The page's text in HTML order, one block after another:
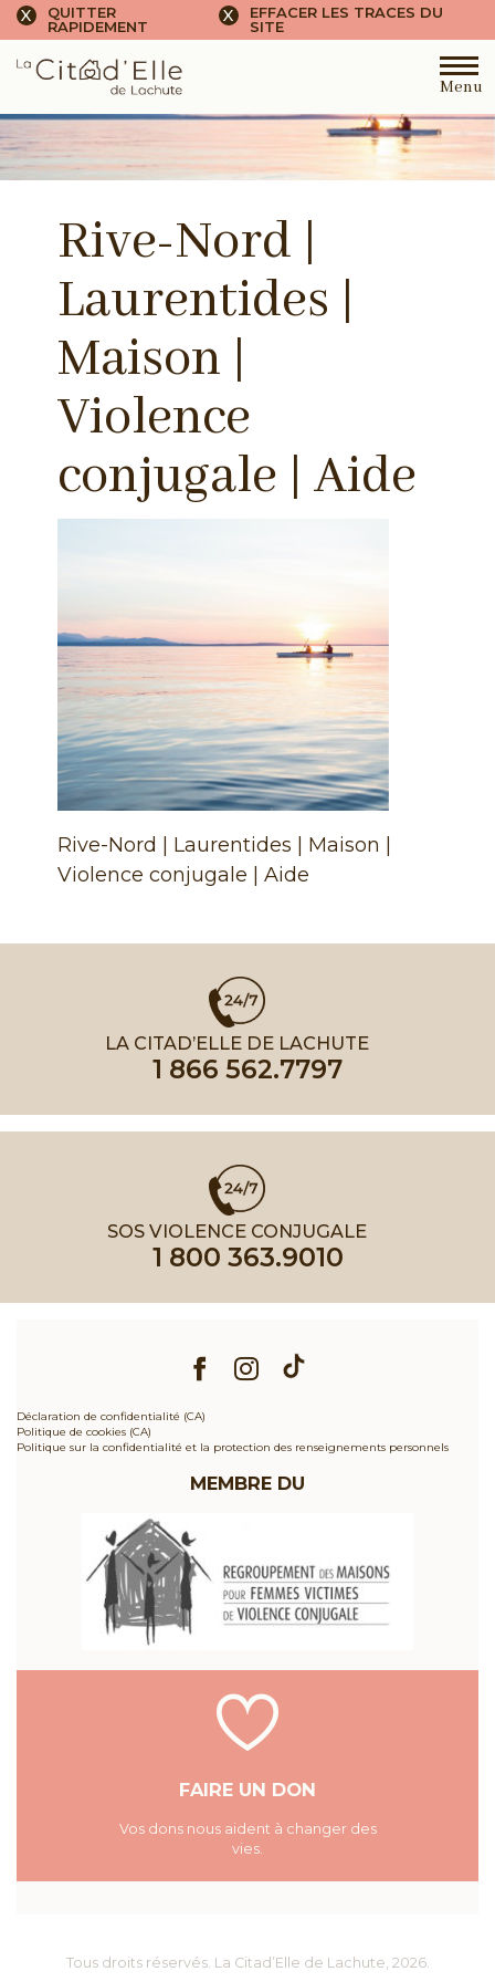
X
QUITTER
RAPIDEMENT
X
EFFACER LES TRACES DU
SITE
Menu
Rive-Nord |
Laurentides |
Maison |
Violence
conjugale | Aide
Rive-Nord | Laurentides | Maison |
Violence conjugale | Aide
LA CITAD’ELLE DE LACHUTE
1 866 562.7797
SOS VIOLENCE CONJUGALE
1 800 363.9010
Déclaration de confidentialité (CA)
Politique de cookies (CA)
Politique sur la confidentialité et la protection des renseignements personnels
MEMBRE DU
FAIRE UN DON
Vos dons nous aident à changer des
vies.
Tous droits réservés. La Citad’Elle de Lachute , 2026.